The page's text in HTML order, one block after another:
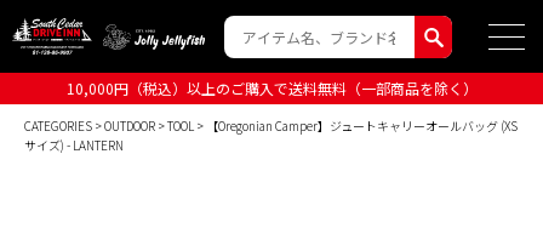
10,000円（税込）以上のご購入で送料無料（一部商品を除く）
CATEGORIES >OUTDOOR >TOOL > 【Oregonian Camper】ジュートキャリーオールバッグ (XS
サイズ) - LANTERN